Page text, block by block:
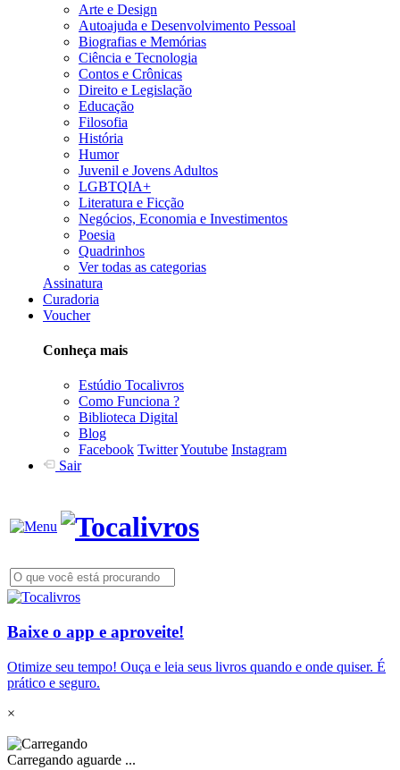
Arte e Design
Autoajuda e Desenvolvimento Pessoal
Biografias e Memórias
Ciência e Tecnologia
Contos e Crônicas
Direito e Legislação
Educação
Filosofia
História
Humor
Juvenil e Jovens Adultos
LGBTQIA+
Literatura e Ficção
Negócios, Economia e Investimentos
Poesia
Quadrinhos
Ver todas as categorias
Assinatura
Curadoria
Voucher
Conheça mais
Estúdio Tocalivros
Como Funciona ?
Biblioteca Digital
Blog
Facebook TwitterYoutube Instagram
Sair
Baixe o app e aproveite!
Otimize seu tempo! Ouça e leia seus livros quando e onde quiser. É
prático e seguro.
×
Carregando aguarde ...